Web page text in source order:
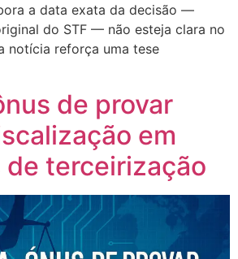
a data exata da decisão —
do STF — não esteja clara no
notícia reforça uma tese
de provar
em
terceirização